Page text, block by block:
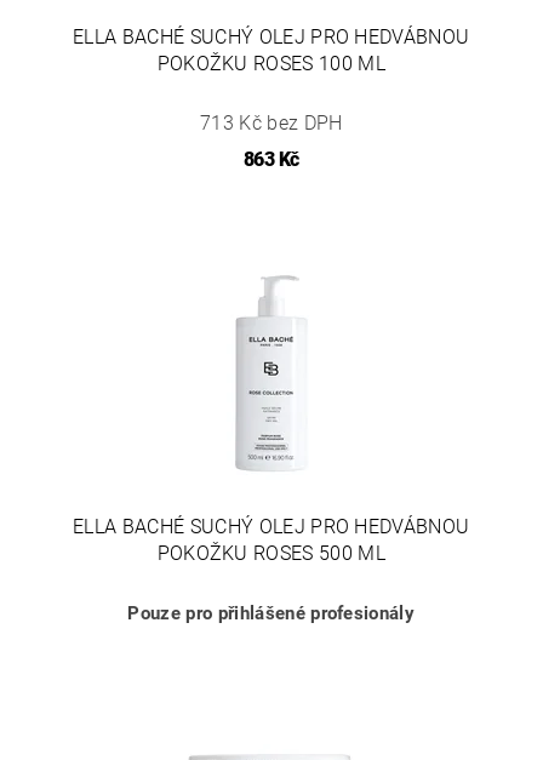
ELLA BACHÉ SUCHÝ OLEJ PRO HEDVÁBNOU
POKOŽKU ROSES 100 ML
713 Kč bez DPH
863 Kč
ELLA BACHÉ SUCHÝ OLEJ PRO HEDVÁBNOU
POKOŽKU ROSES 500 ML
Pouze pro přihlášené profesionály